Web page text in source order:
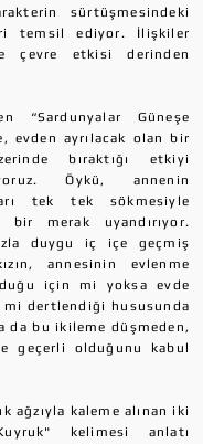
sürtüşmesindeki
temsil ediyor. İlişkiler
çevre etkisi derinden
“Sardunyalar Güneşe
evden ayrılacak olan bir
bıraktığı etkiyi
Öykü, annenin
tek tek sökmesiyle
bir merak uyandırıyor.
duygu iç içe geçmiş
annesinin evlenme
için mi yoksa evde
mi dertlendiği hususunda
da bu ikileme düşmeden,
geçerli olduğunu kabul
ağzıyla kaleme alınan iki
kelimesi anlatı